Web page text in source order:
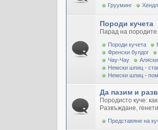
Грууминг
Породи кучета
Парад на породите
Породи кучета
Френски булдог
Чау-Чау
Немски шпиц -
Немски шпиц -
Да пазим и
Породисто куче:
Развъждане,
Представяне на